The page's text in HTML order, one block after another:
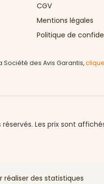
CGV
Mentions légales
Politique de
des Avis Garantis,
réservés. Les prix sont
réaliser des statistiques